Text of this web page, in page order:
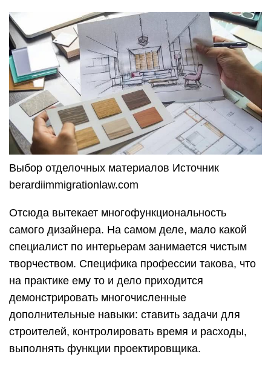
Выбор отделочных материалов Источник
berardiimmigrationlaw.com
Отсюда вытекает многофункциональность
самого дизайнера. На самом деле, мало какой
специалист по интерьерам занимается чистым
творчеством. Специфика профессии такова, что
на практике ему то и дело приходится
демонстрировать многочисленные
дополнительные навыки: ставить задачи для
строителей, контролировать время и расходы,
выполнять функции проектировщика.